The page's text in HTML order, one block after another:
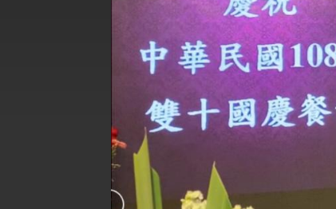
外交部長林佳龍於《外交事務》撰
總統主持「台美經濟繁榮夥伴對話
外交部長林佳龍接受印尼「時代雜
外交部長林佳龍午宴歡迎美國聯邦參
外交部長林佳龍接見美國智庫「德